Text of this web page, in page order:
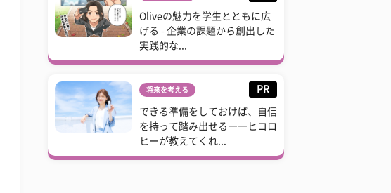
Oliveの魅力を学生とともに広
げる - 企業の課題から創出した
実践的な...
将来を考える PR
できる準備をしておけば、自信
を持って踏み出せる――ヒコロ
ヒーが教えてくれ...